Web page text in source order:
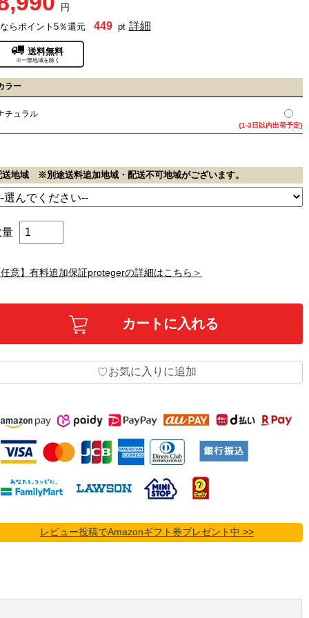
円
らポイント5％還元
449 pt 詳細
送料無料
※一部地域を除く
ラー
チュラル
{1-3日以内出荷予定}
送地域 ※別途送料追加地域・配送不可地域がございます。
量
意】有料追加保証protegerの詳細はこちら＞
♡お気に入りに追加
レビュー投稿でAmazonギフト券プレゼント中 >>